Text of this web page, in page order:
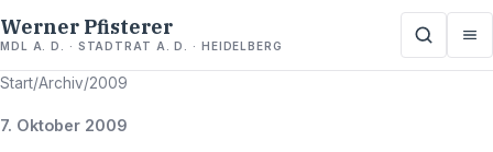
Werner Pfisterer
MDL A. D. · STADTRAT A. D. · HEIDELBERG
Start/Archiv/2009
7. Oktober 2009